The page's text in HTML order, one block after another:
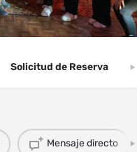
Solicitud de Reserva
Mensaje directo